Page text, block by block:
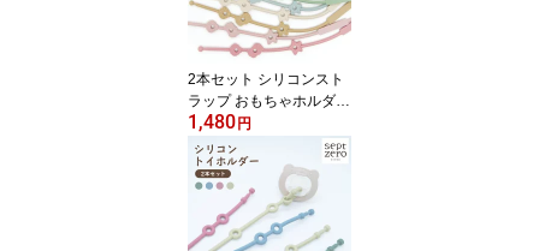
2本セット シリコンスト
ラップ おもちゃホルダー
赤ちゃん おしゃぶりホル
ダー トイストラップ お
もちゃストラップ おしゃ
れ ベビー マグストラッ
プ ベビーカーストラップ
シリコン ベビーストラッ
1,480円